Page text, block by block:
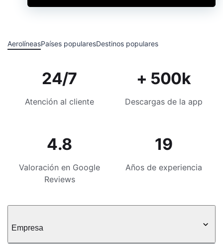
AerolíneasPaíses popularesDestinos populares
24/7
Atención al cliente
+ 500k
Descargas de la app
4.8
Valoración en Google
Reviews
19
Años de experiencia
Empresa